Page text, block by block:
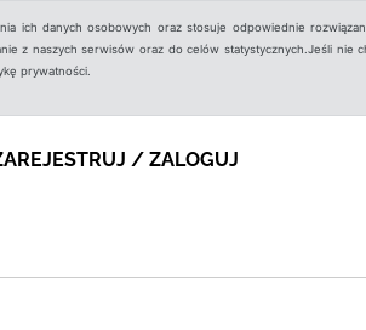
ich danych osobowych oraz stosuje odpowiednie
z naszych serwisów oraz do celów statystycznych.Jeśli nie
prywatności.
/ ZALOGUJ